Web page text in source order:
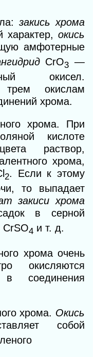
закись хрома
окись
амфотерные
СrО3 —
окисел.
трем окислам
хрома.
хрома. При
кислоте
раствор,
хрома,
2. Если кэтому
то выпадает
закиси хрома
в серной
CrSO4 и т. д.
хрома очень
окисляются
в соединения
хрома. Окись
собой